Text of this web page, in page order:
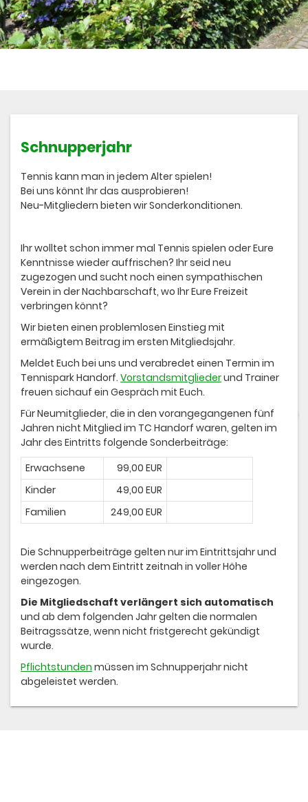
Schnupperjahr
Tennis kann man in jedem Alter spielen!
Bei uns könnt Ihr das ausprobieren!
Neu-Mitgliedern bieten wir Sonderkonditionen.
Ihr wolltet schon immer mal Tennis spielen oder Eure
Kenntnisse wieder auffrischen? Ihr seid neu
zugezogen und sucht noch einen sympathischen
Verein in der Nachbarschaft, wo Ihr Eure Freizeit
verbringen könnt?
Wir bieten einen problemlosen Einstieg mit
ermäßigtem Beitrag im ersten Mitgliedsjahr.
Meldet Euch bei uns und verabredet einen Termin im
Tennispark Handorf. Vorstandsmitgliederund Trainer
freuen sichauf ein Gespräch mit Euch.
Für Neumitglieder, die in den vorangegangenen fünf
Jahren nicht Mitglied im TC Handorf waren, gelten im
Jahr des Eintritts folgende Sonderbeiträge:
Erwachsene
99,00 EUR
Kinder
49,00 EUR
Familien
249,00 EUR
Die Schnupperbeiträge gelten nur im Eintrittsjahr und
werden nach dem Eintritt zeitnah in voller Höhe
eingezogen.
Die Mitgliedschaft verlängert sich automatisch
und ab dem folgenden Jahr gelten die normalen
Beitragssätze, wenn nicht fristgerecht gekündigt
wurde.
Pflichtstunden müssen im Schnupperjahr nicht
abgeleistet werden.